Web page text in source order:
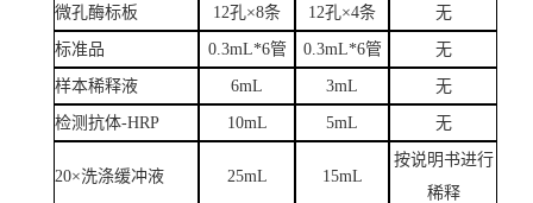
微孔酶标板 12孔×8条 12孔×4条 无
标准品 0.3mL*6管 0.3mL*6管 无
样本稀释液 6mL 3mL 无
检测抗体-HRP 10mL 5mL 无
20×洗涤缓冲液 25mL 15mL
按说明书进行
稀释